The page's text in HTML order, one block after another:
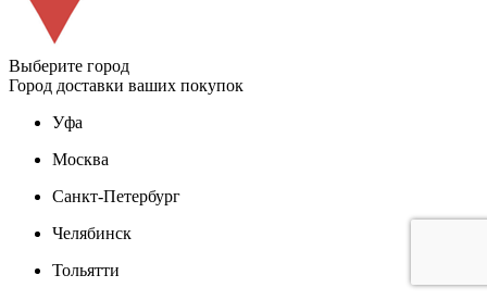
Выберите город
Город доставки ваших покупок
Уфа
Москва
Санкт-Петербург
Челябинск
Тольятти